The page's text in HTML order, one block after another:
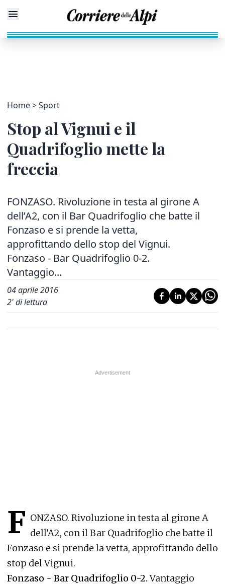
Home Sport
Stop al Vignui e il
Quadrifoglio mette la
freccia
FONZASO. Rivoluzione in testa al girone A
dell’A2, con il Bar Quadrifoglio che batte il
Fonzaso e si prende la vetta,
approfittando dello stop del Vignui.
Fonzaso - Bar Quadrifoglio 0-2.
Vantaggio...
04 aprile 2016
2' di lettura
F ONZASO. Rivoluzione in testa al girone A
dell’A2, con il Bar Quadrifoglio che batte il
Fonzaso e si prende la vetta, approfittando dello
stop del Vignui.
Fonzaso - Bar Quadrifoglio 0-2.Vantaggio